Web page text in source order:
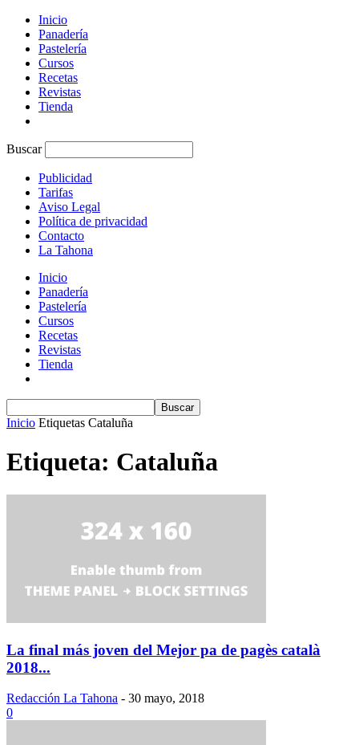
Inicio
Panadería
Pastelería
Cursos
Recetas
Revistas
Tienda
Buscar
Publicidad
Tarifas
Aviso Legal
Política de privacidad
Contacto
La Tahona
Inicio
Panadería
Pastelería
Cursos
Recetas
Revistas
Tienda
Inicio Etiquetas Cataluña
Etiqueta: Cataluña
La final más joven del Mejor pa de pagès català
2018...
Redacción La Tahona - 30 mayo, 2018
0